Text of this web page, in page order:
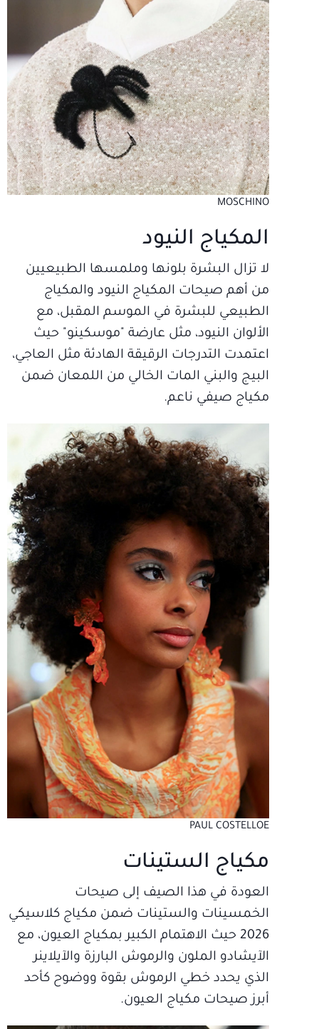
MOSCHINO
المكياج النيود
لا تزال البشرة بلونها وملمسها الطبيعيين
من أهم صيحات المكياج النيود والمكياج
الطبيعي للبشرة في الموسم المقبل، مع
الألوان النيود، مثل عارضة "موسكينو" حيث
اعتمدت التدرجات الرقيقة الهادئة مثل العاجي،
البيج والبني المات الخالي من اللمعان ضمن
مكياج صيفي ناعم.
PAUL COSTELLOE
مكياج الستينات
العودة في هذا الصيف إلى صيحات
الخمسينات والستينات ضمن مكياج كلاسيكي
2026 حيث الاهتمام الكبير بمكياج العيون، مع
الآيشادو الملون والرموش البارزة والآيلاينر
الذي يحدد خطي الرموش بقوة ووضوح كأحد
أبرز صيحات مكياج العيون.